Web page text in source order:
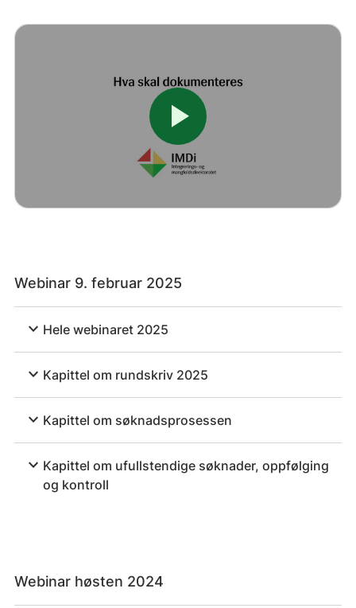
play_arrow
Webinar 9. februar 2025
expand_more Hele webinaret 2025
expand_more Kapittel om rundskriv 2025
expand_more Kapittel om søknadsprosessen
expand_more Kapittel om ufullstendige søknader, oppfølging
og kontroll
Webinar høsten 2024